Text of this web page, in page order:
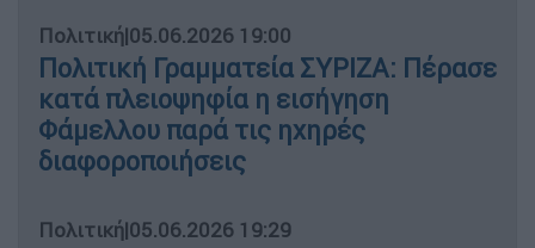
Πολιτική|05.06.2026 19:00
Πολιτική Γραμματεία ΣΥΡΙΖΑ: Πέρασε
κατά πλειοψηφία η εισήγηση
Φάμελλου παρά τις ηχηρές
διαφοροποιήσεις
Πολιτική|05.06.2026 19:29